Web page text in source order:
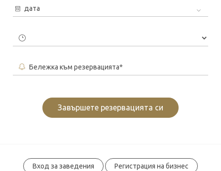
дата
Бележка към резервацията*
Завършете резервацията си
Вход за заведения Регистрация на бизнес